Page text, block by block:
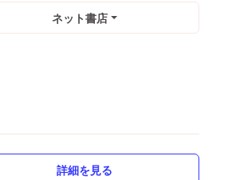
ネット書店
詳細を見る